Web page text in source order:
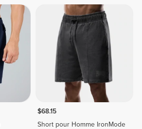
$68.15
Short pour Homme IronMode